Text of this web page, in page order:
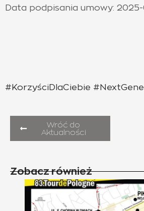
Data podpisania umowy: 2025-
#KorzyściDlaCiebie
Wróć do
Aktualności
Zobacz również